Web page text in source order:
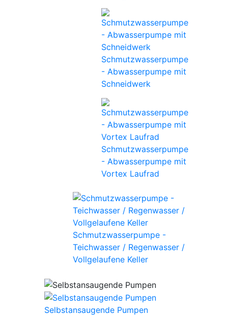
Schmutzwasserpumpe
- Abwasserpumpe mit
Schneidwerk
Schmutzwasserpumpe
- Abwasserpumpe mit
Vortex Laufrad
Schmutzwasserpumpe -
Teichwasser / Regenwasser /
Vollgelaufene Keller
Selbstansaugende Pumpen